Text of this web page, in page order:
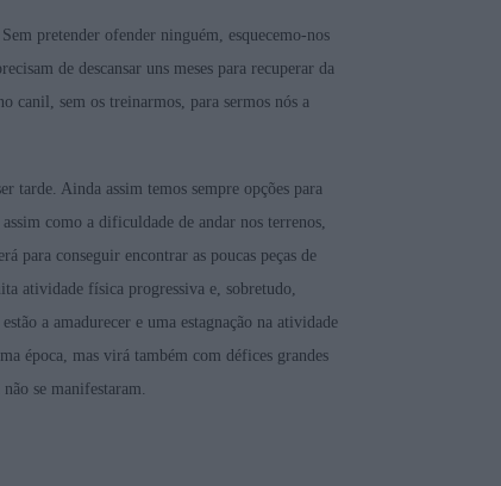
pretender ofender ninguém, esquecemo-nos
de descansar uns meses para recuperar da
canil, sem os treinarmos, para sermos nós a
tarde. Ainda assim temos sempre opções para
como a dificuldade de andar nos terrenos,
para conseguir encontrar as poucas peças de
atividade física progressiva e, sobretudo,
a amadurecer e uma estagnação na atividade
época, mas virá também com défices grandes
se manifestaram.